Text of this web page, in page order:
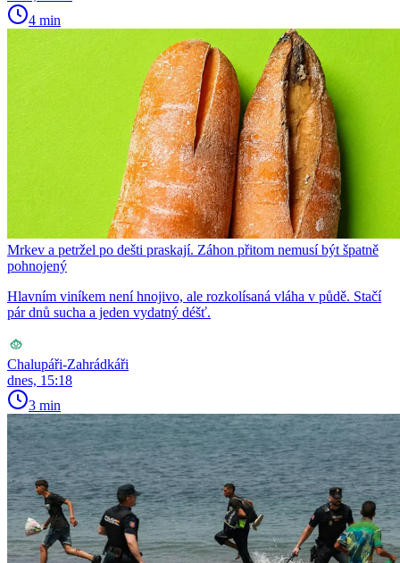
4 min
Mrkev a petržel po dešti praskají. Záhon přitom nemusí být špatně
pohnojený
Hlavním viníkem není hnojivo, ale rozkolísaná vláha v půdě. Stačí
pár dnů sucha a jeden vydatný déšť.
Chalupáři-Zahrádkáři
dnes, 15:18
3 min